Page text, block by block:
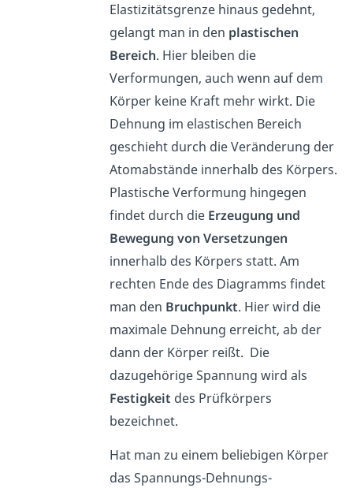
Elastizitätsgrenze hinaus gedehnt,
gelangt man in den plastischen
Bereich. Hier bleiben die
Verformungen, auch wenn auf dem
Körper keine Kraft mehr wirkt. Die
Dehnung im elastischen Bereich
geschieht durch die Veränderung der
Atomabstände innerhalb des Körpers.
Plastische Verformung hingegen
findet durch die Erzeugung und
Bewegung von Versetzungen
innerhalb des Körpers statt. Am
rechten Ende des Diagramms findet
man den Bruchpunkt. Hier wird die
maximale Dehnung erreicht, ab der
dann der Körper reißt. Die
dazugehörige Spannung wird als
Festigkeit des Prüfkörpers
bezeichnet.
Hat man zu einem beliebigen Körper
das Spannungs-Dehnungs-